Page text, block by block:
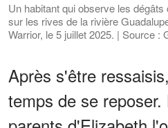
Un habitant qui observe les
sur les rives de la rivière
Warrior, le 5 juillet 2025. | Source :
Après s'être
temps de se reposer.